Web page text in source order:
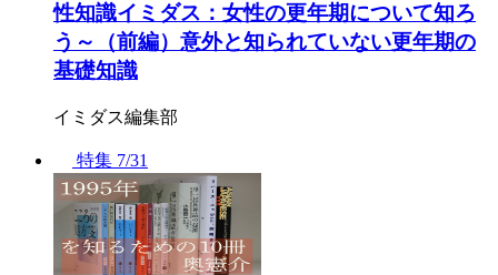
性知識イミダス：女性の更年期について知ろ
う～（前編）意外と知られていない更年期の
基礎知識
イミダス編集部
特集 7/31